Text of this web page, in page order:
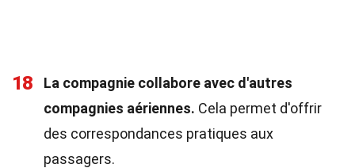
18
La compagnie collabore avec d'autres
compagnies aériennes. Cela permet d'offrir
des correspondances pratiques aux
passagers.